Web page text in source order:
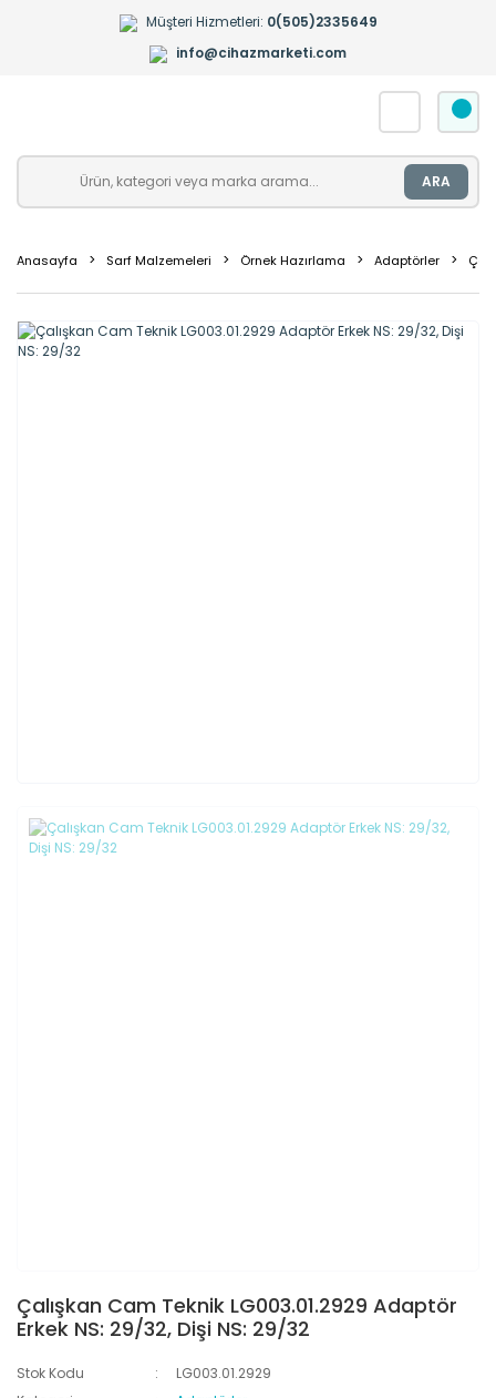
Müşteri Hizmetleri: 0(505)2335649
info@cihazmarketi.com
ARA
Anasayfa Sarf Malzemeleri Örnek Hazırlama Adaptörler
Çalışkan Cam Teknik LG003.01.2929 Adaptör
Erkek NS: 29/32, Dişi NS: 29/32
Stok Kodu
LG003.01.2929